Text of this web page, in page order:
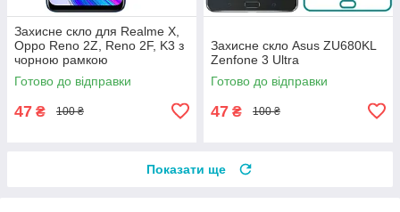
Захисне скло для Realme X,
Oppo Reno 2Z, Reno 2F, K3 з
чорною рамкою
Готово до відправки
47 ₴ 100 ₴
Захисне скло Asus ZU680KL
Zenfone 3 Ultra
Готово до відправки
47 ₴ 100 ₴
Показати ще